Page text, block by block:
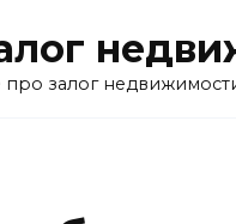
про залог